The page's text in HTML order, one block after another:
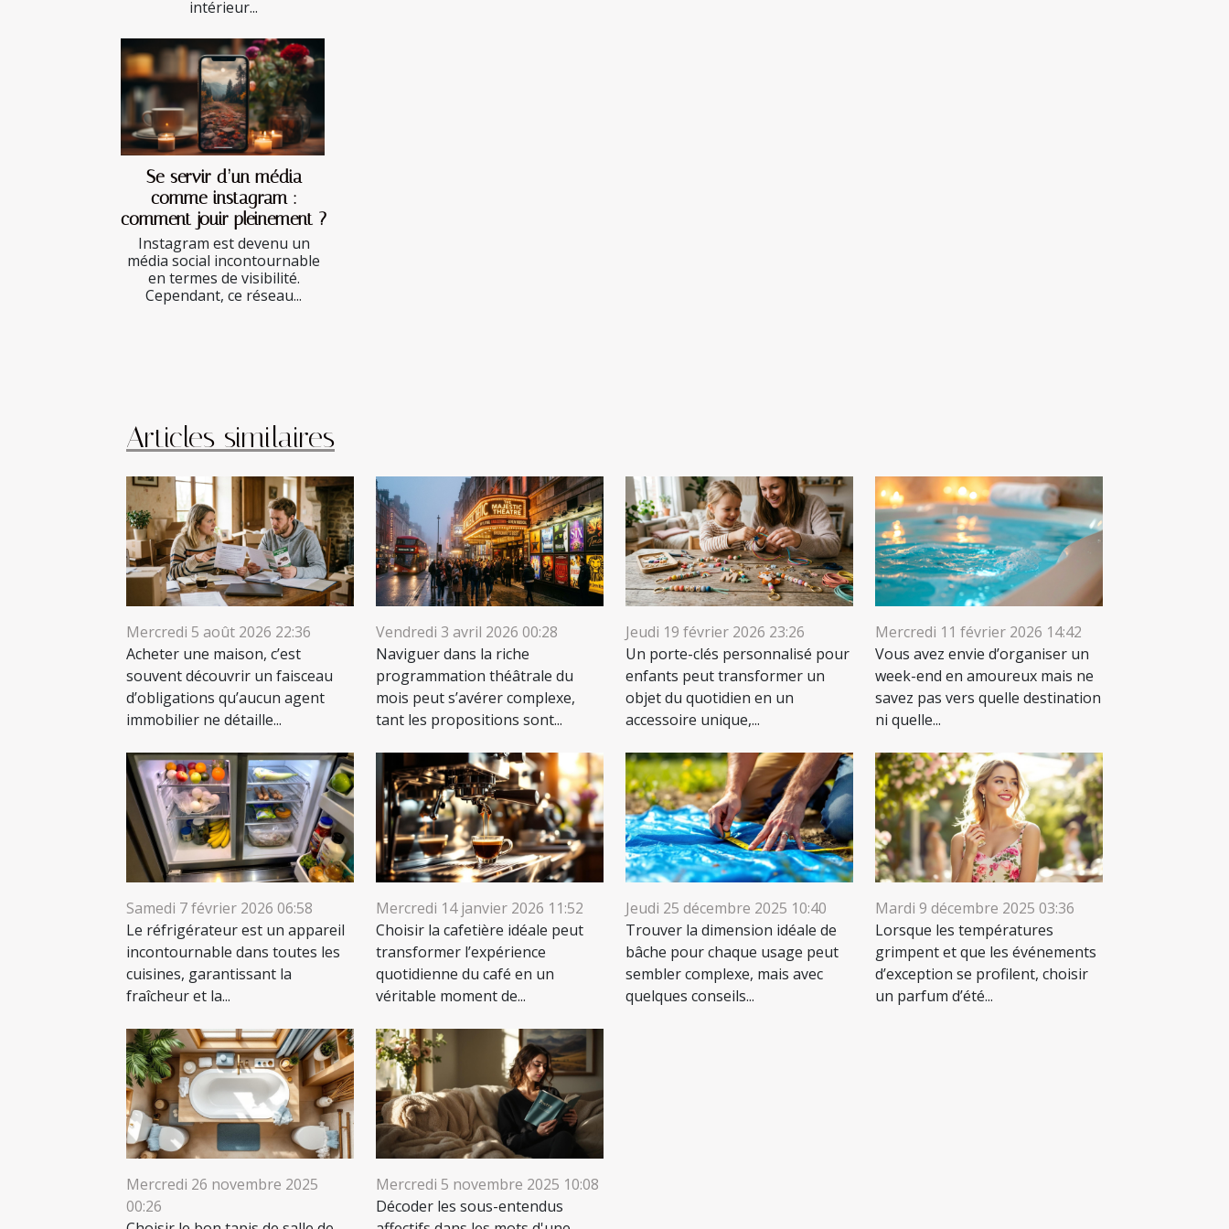
intérieur...
Se servir d’un média
comme instagram :
comment jouir pleinement ?
Instagram est devenu un
média social incontournable
en termes de visibilité.
Cependant, ce réseau...
Articles similaires
Mercredi 5 août 2026 22:36
Acheter une maison, c’est
souvent découvrir un faisceau
d’obligations qu’aucun agent
immobilier ne détaille...
Vendredi 3 avril 2026 00:28
Naviguer dans la riche
programmation théâtrale du
mois peut s’avérer complexe,
tant les propositions sont...
Jeudi 19 février 2026 23:26
Un porte-clés personnalisé pour
enfants peut transformer un
objet du quotidien en un
accessoire unique,...
Mercredi 11 février 2026 14:42
Vous avez envie d’organiser un
week-end en amoureux mais ne
savez pas vers quelle destination
ni quelle...
Samedi 7 février 2026 06:58
Le réfrigérateur est un appareil
incontournable dans toutes les
cuisines, garantissant la
fraîcheur et la...
Mercredi 14 janvier 2026 11:52
Choisir la cafetière idéale peut
transformer l’expérience
quotidienne du café en un
véritable moment de...
Jeudi 25 décembre 2025 10:40
Trouver la dimension idéale de
bâche pour chaque usage peut
sembler complexe, mais avec
quelques conseils...
Mardi 9 décembre 2025 03:36
Lorsque les températures
grimpent et que les événements
d’exception se profilent, choisir
un parfum d’été...
Mercredi 26 novembre 2025
00:26
Mercredi 5 novembre 2025 10:08
Décoder les sous-entendus